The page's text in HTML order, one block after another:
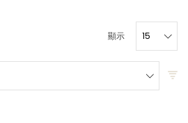
顯示